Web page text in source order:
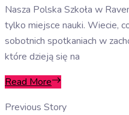
Nasza Polska Szkoła w
tylko miejsce nauki. Wiecie,
sobotnich spotkaniach w
które dzieją się na
Read More
Previous Story